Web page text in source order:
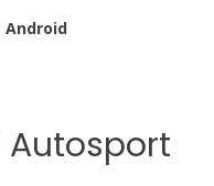
Android
Autosport